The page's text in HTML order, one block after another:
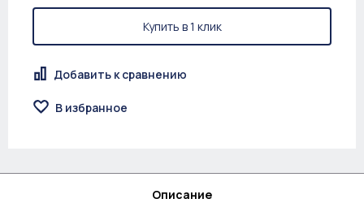
Купить в 1 клик
Добавить к сравнению
В избранное
Описание